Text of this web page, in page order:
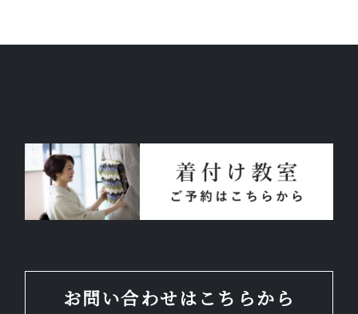
会社概要
ポリシーに関して
お問い合わせはこちらから